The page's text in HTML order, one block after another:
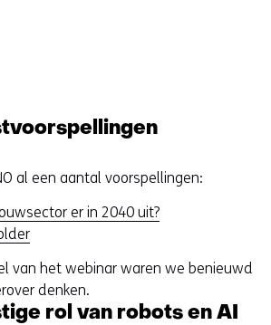
al een aantal voorspellingen:
er in 2040 uit?
van het webinar waren we benieuwd
denken.
rol van robots en AI